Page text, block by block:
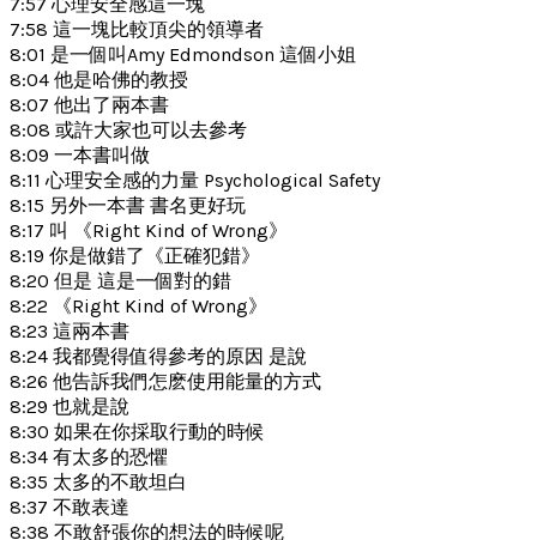
7:58 這一塊比較頂尖的領導者
8:01 是一個叫Amy Edmondson 這個小姐
8:04 他是哈佛的教授
8:07 他出了兩本書
8:08 或許大家也可以去參考
8:09 一本書叫做
8:11 心理安全感的力量 Psychological Safety
8:15 另外一本書 書名更好玩
8:17 叫 《Right Kind of Wrong》
8:19 你是做錯了《正確犯錯》
8:20 但是 這是一個對的錯
8:22 《Right Kind of Wrong》
8:23 這兩本書
8:24 我都覺得值得參考的原因 是說
8:26 他告訴我們怎麽使用能量的方式
8:29 也就是說
8:30 如果在你採取行動的時候
8:34 有太多的恐懼
8:35 太多的不敢坦白
8:37 不敢表達
8:38 不敢舒張你的想法的時候呢